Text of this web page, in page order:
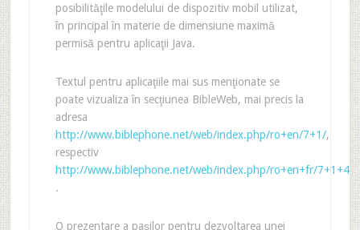
posibilităţile modelului de dispozitiv mobil utilizat,
în principal în materie de dimensiune maximă
permisă pentru aplicaţii Java.
Textul pentru aplicaţiile mai sus menţionate se
poate vizualiza în secţiunea BibleWeb, mai precis la
adresa
http://www.biblephone.net/web/index.php/ro+en/7+1/,
respectiv
http://www.biblephone.net/web/index.php/ro+en+fr/7+1+4/
.
O prezentare a paşilor pentru dezvoltarea unei